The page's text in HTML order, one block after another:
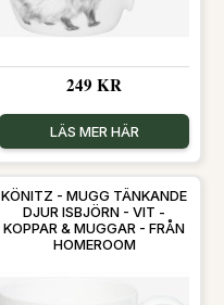
249 KR
LÄS MER HÄR
KÖNITZ - MUGG TÄNKANDE
DJUR ISBJÖRN - VIT -
KOPPAR & MUGGAR - FRÅN
HOMEROOM